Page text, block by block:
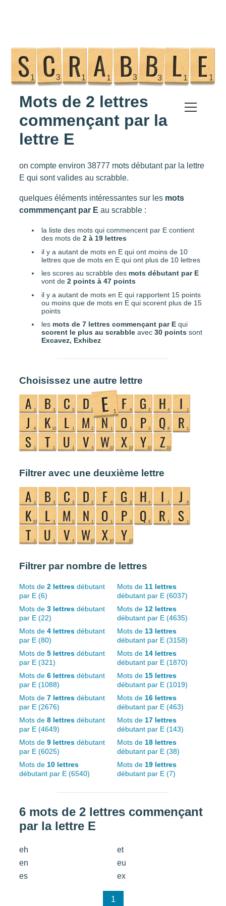
Scrabble
Anagramme
Tricher au Scrabble
Commençant par
Mots de 2 lettres
commençant par la
lettre E
on compte environ 38777 mots débutant par la lettre
E qui sont valides au scrabble.
quelques éléments intéressantes sur les mots
commmençant par E au scrabble :
la liste des mots qui commencent par E contient
des mots de 2 à 19 lettres
il y a autant de mots en E qui ont moins de 10
lettres que de mots en E qui ont plus de 10 lettres
les scores au scrabble des mots débutant par E
vont de 2 points à 47 points
il y a autant de mots en E qui rapportent 15 points
ou moins que de mots en E qui scorent plus de 15
points
les mots de 7 lettres commençant par Equi
scorent le plus au scrabbleavec 30 pointssont
Excavez, Exhibez
Choisissez une autre lettre
Filtrer avec une deuxième lettre
Filtrer par nombre de lettres
Mots de2 lettres débutant
par E (6)
Mots de3 lettres débutant
par E (22)
Mots de4 lettres débutant
par E (80)
Mots de5 lettres débutant
par E (321)
Mots de6 lettres débutant
par E (1088)
Mots de7 lettres débutant
par E (2676)
Mots de8 lettres débutant
par E (4649)
Mots de9 lettres débutant
par E (6025)
Mots de 10 lettres
débutant par E (6540)
Mots de 11 lettres
débutant par E (6037)
Mots de 12 lettres
débutant par E (4635)
Mots de 13 lettres
débutant par E (3158)
Mots de 14 lettres
débutant par E (1870)
Mots de 15 lettres
débutant par E (1019)
Mots de 16 lettres
débutant par E (463)
Mots de 17 lettres
débutant par E (143)
Mots de 18 lettres
débutant par E (38)
Mots de 19 lettres
débutant par E (7)
6 mots de 2 lettres commençant
par la lettre E
eh
en
es
et
eu
ex
1